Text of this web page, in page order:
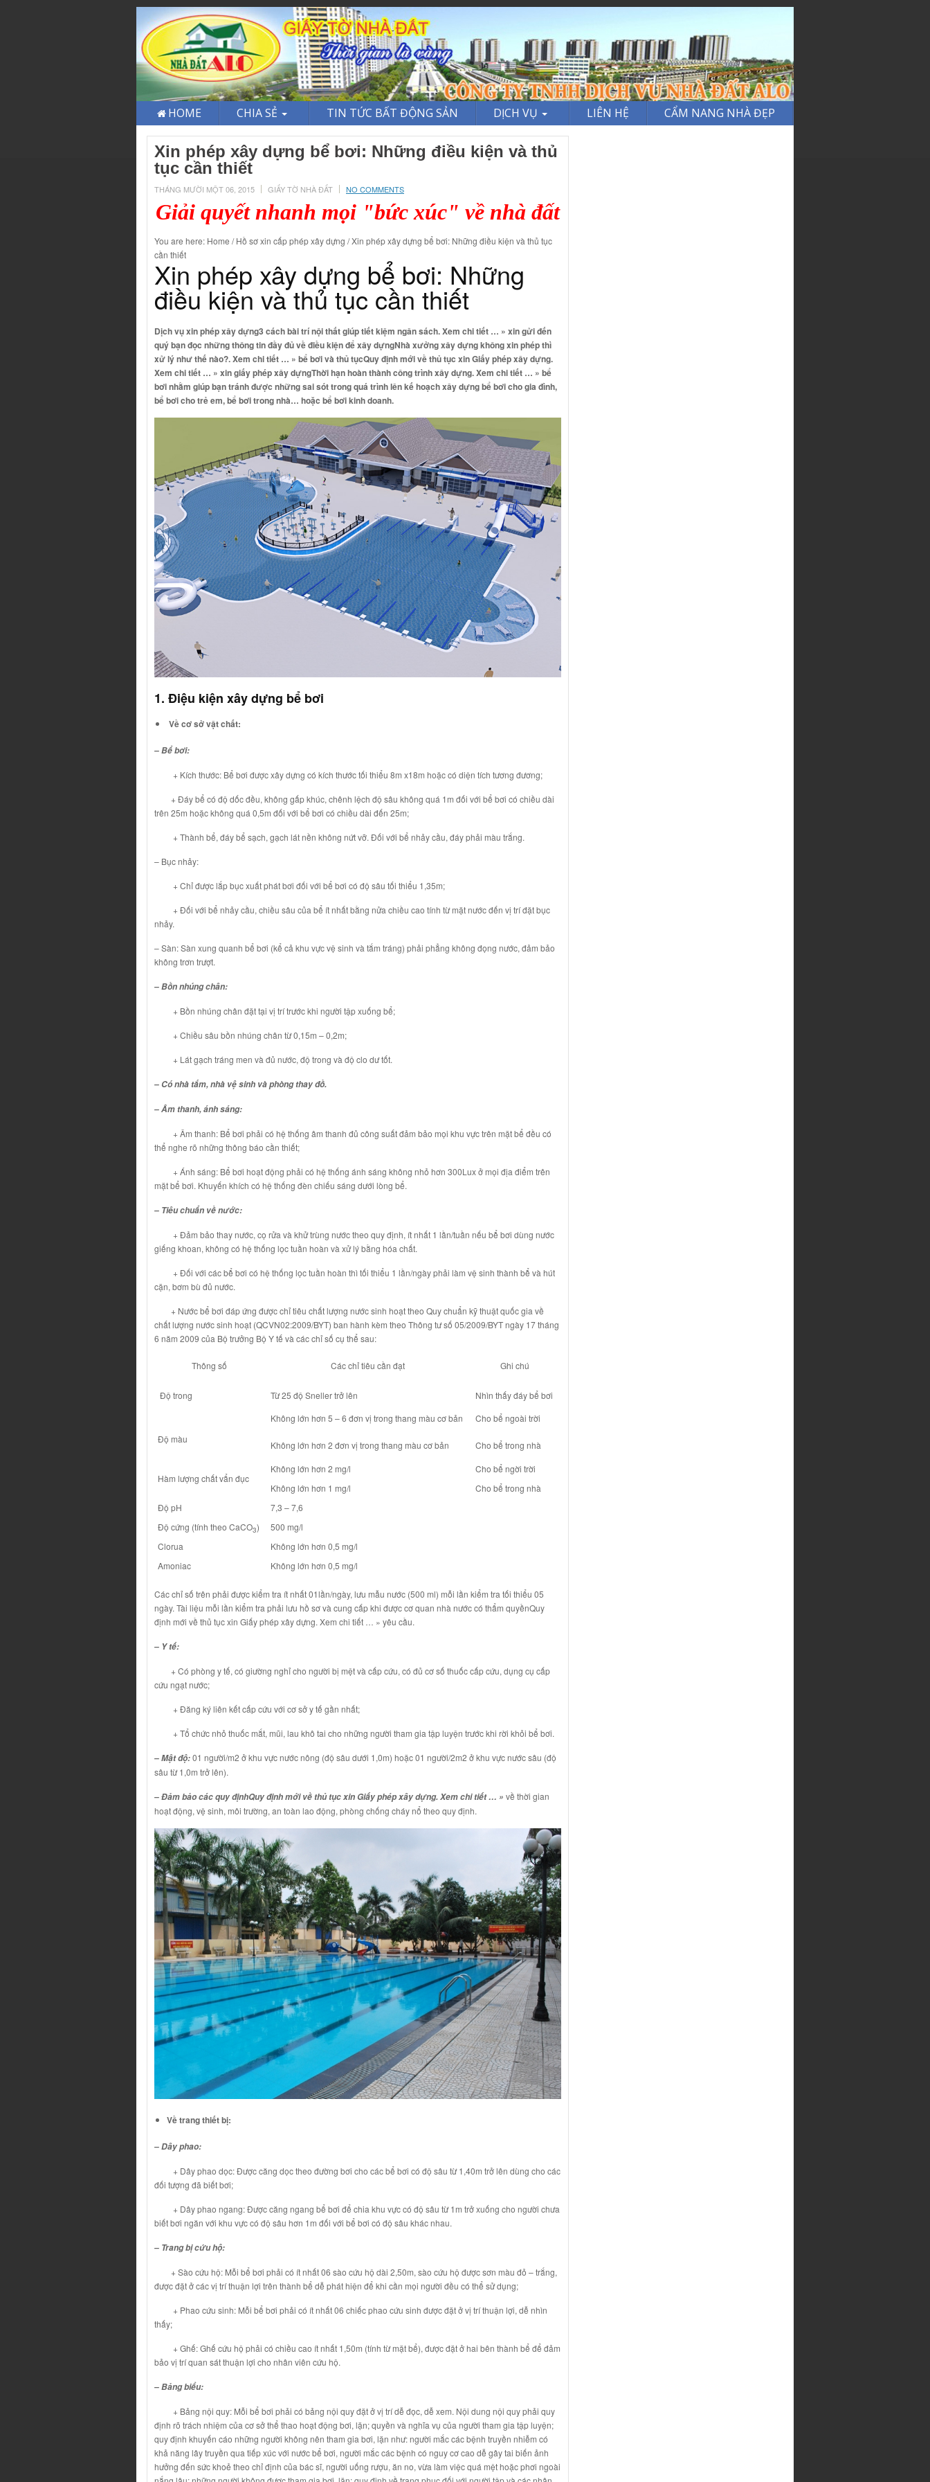
HOME CHIA SẺ TIN TỨC BẤT ĐỘNG SẢN DỊCH VỤ LIÊN HỆ CẨM NANG NHÀ ĐẸP
Xin phép xây dựng bể bơi: Những điều kiện và thủ
tục cần thiết
THÁNG MƯỜI MỘT 06, 2015 GIẤY TỜ NHÀ ĐẤT NO COMMENTS
Giải quyết nhanh mọi "bức xúc" về nhà đất
You are here: Home / Hồ sơ xin cấp phép xây dựng / Xin phép xây dựng bể bơi: Những điều kiện và thủ tục
cần thiết
Xin phép xây dựng bể bơi: Những
điều kiện và thủ tục cần thiết
Dịch vụ xin phép xây dựng3 cách bài trí nội thất giúp tiết kiệm ngân sách. Xem chi tiết … » xin gửi đến
quý bạn đọc những thông tin đầy đủ về điều kiện để xây dựngNhà xưởng xây dựng không xin phép thì
xử lý như thế nào?. Xem chi tiết … » bể bơi và thủ tụcQuy định mới về thủ tục xin Giấy phép xây dựng.
Xem chi tiết … » xin giấy phép xây dựngThời hạn hoàn thành công trình xây dựng. Xem chi tiết … » bể
bơi nhằm giúp bạn tránh được những sai sót trong quá trình lên kế hoạch xây dựng bể bơi cho gia đình,
bể bơi cho trẻ em, bể bơi trong nhà… hoặc bể bơi kinh doanh.
1. Điệu kiện xây dựng bể bơi
Về cơ sở vật chất:
– Bể bơi:
+ Kích thước: Bể bơi được xây dựng có kích thước tối thiểu 8m x18m hoặc có diện tích tương đương;
+ Đáy bể có độ dốc đều, không gấp khúc, chênh lệch độ sâu không quá 1m đối với bể bơi có chiều dài
trên 25m hoặc không quá 0,5m đối với bể bơi có chiều dài đến 25m;
+ Thành bể, đáy bể sạch, gạch lát nền không nứt vỡ. Đối với bể nhảy cầu, đáy phải màu trắng.
– Bục nhảy:
+ Chỉ được lắp bục xuất phát bơi đối với bể bơi có độ sâu tối thiểu 1,35m;
+ Đối với bể nhảy cầu, chiều sâu của bể ít nhất bằng nửa chiều cao tính từ mặt nước đến vị trí đặt bục
nhảy.
– Sàn: Sàn xung quanh bể bơi (kể cả khu vực vệ sinh và tắm tráng) phải phẳng không đọng nước, đảm bảo
không trơn trượt.
– Bồn nhúng chân:
+ Bồn nhúng chân đặt tại vị trí trước khi người tập xuống bể;
+ Chiều sâu bồn nhúng chân từ 0,15m – 0,2m;
+ Lát gạch tráng men và đủ nước, độ trong và độ clo dư tốt.
– Có nhà tắm, nhà vệ sinh và phòng thay đồ.
– Âm thanh, ánh sáng:
+ Âm thanh: Bể bơi phải có hệ thống âm thanh đủ công suất đảm bảo mọi khu vực trên mặt bể đều có
thể nghe rõ những thông báo cần thiết;
+ Ánh sáng: Bể bơi hoạt động phải có hệ thống ánh sáng không nhỏ hơn 300Lux ở mọi địa điểm trên
mặt bể bơi. Khuyến khích có hệ thống đèn chiếu sáng dưới lòng bể.
– Tiêu chuẩn về nước:
+ Đảm bảo thay nước, cọ rửa và khử trùng nước theo quy định, ít nhất 1 lần/tuần nếu bể̀ bơi dùng nước
giếng khoan, không có hệ thống lọc tuần hoàn và xử lý bằng hóa chất.
+ Đối với các bể̀ bơi có hệ thống lọc tuần hoàn thì tối thiểu 1 lần/ngày phải làm vệ sinh thành bể̀ và hút
cặn, bơm bù đủ nước.
+ Nước bể bơi đáp ứng được chỉ tiêu chất lượng nước sinh hoạt theo Quy chuẩn kỹ thuật quốc gia về
chất lượng nước sinh hoạt (QCVN02:2009/BYT) ban hành kèm theo Thông tư số 05/2009/BYT ngày 17 tháng
6 năm 2009 của Bộ trưởng Bộ Y tế và các chỉ số cụ thể sau:
Thông số Các chỉ tiêu cần đạt Ghi chú
Độ trong Từ 25 độ Sneller trở lên Nhìn thấy đáy bể bơi
Độ màu
Không lớn hơn 5 – 6 đơn vị trong thang màu cơ bản Cho bể ngoài trời
Không lớn hơn 2 đơn vị trong thang màu cơ bản Cho bể trong nhà
Hàm lượng chất vẩn đục
Không lớn hơn 2 mg/l
Cho bể ngời trời
Không lớn hơn 1 mg/l
Cho bể trong nhà
Độ pH
7,3 – 7,6
Độ cứng (tính theo CaCO3)
500 mg/l
Clorua
Không lớn hơn 0,5 mg/l
Amoniac
Không lớn hơn 0,5 mg/l
Các chỉ số trên phải được kiểm tra ít nhất 01lần/ngày, lưu mẫu nước (500 ml) mỗi lần kiểm tra tối thiểu 05
ngày. Tài liệu mỗi lần kiểm tra phải lưu hồ sơ và cung cấp khi được cơ quan nhà nước có thẩm quyềnQuy
định mới về thủ tục xin Giấy phép xây dựng. Xem chi tiết … » yêu cầu.
– Y tế:
+ Có phòng y tế, có giường nghỉ cho người bị mệt và cấp cứu, có đủ cơ số thuốc cấp cứu, dụng cụ cấp
cứu ngạt nước;
+ Đăng ký liên kết cấp cứu với cơ sở y tế gần nhất;
+ Tổ chức nhỏ thuốc mắt, mũi, lau khô tai cho những người tham gia tập luyện trước khi rời khỏi bể bơi.
– Mật độ:01 người/m2 ở khu vực nước nông (độ sâu dưới 1,0m) hoặc 01 người/2m2 ở khu vực nước sâu (độ
sâu từ 1,0m trở lên).
– Đảm bảo các quy địnhQuy định mới về thủ tục xin Giấy phép xây dựng. Xem chi tiết … » về thời gian
hoạt động, vệ sinh, môi trường, an toàn lao động, phòng chống cháy nổ theo quy định.
Về trang thiết bị:
– Dây phao:
+ Dây phao dọc: Được căng dọc theo đường bơi cho các bể bơi có độ sâu từ 1,40m trở lên dùng cho các
đối tượng đã biết bơi;
+ Dây phao ngang: Được căng ngang bể bơi để chia khu vực có độ sâu từ 1m trở xuống cho người chưa
biết bơi ngăn với khu vực có độ sâu hơn 1m đối với bể bơi có độ sâu khác nhau.
– Trang bị cứu hộ:
+ Sào cứu hộ: Mỗi bể bơi phải có ít nhất 06 sào cứu hộ dài 2,50m, sào cứu hộ được sơn màu đỏ – trắng,
được đặt ở các vị trí thuận lợi trên thành bể dễ phát hiện để khi cần mọi người đều có thể sử dụng;
+ Phao cứu sinh: Mỗi bể bơi phải có ít nhất 06 chiếc phao cứu sinh được đặt ở vị trí thuận lợi, dễ nhìn
thấy;
+ Ghế: Ghế cứu hộ phải có chiều cao ít nhất 1,50m (tính từ mặt bể), được đặt ở hai bên thành bể để đảm
bảo vị trí quan sát thuận lợi cho nhân viên cứu hộ.
– Bảng biểu:
+ Bảng nội quy: Mỗi bể bơi phải có bảng nội quy đặt ở vị trí dễ đọc, dễ xem. Nội dung nội quy phải quy
định rõ trách nhiệm của cơ sở thể thao hoạt động bơi, lặn; quyền và nghĩa vụ của người tham gia tập luyện;
quy định khuyến cáo những người không nên tham gia bơi, lặn như: người mắc các bệnh truyền nhiễm có
khả năng lây truyền qua tiếp xúc với nước bể bơi, người mắc các bệnh có nguy cơ cao dễ gây tai biến ảnh
hưởng đến sức khoẻ theo chỉ định của bác sĩ, người uống rượu, ăn no, vừa làm việc quá mệt hoặc phơi ngoài